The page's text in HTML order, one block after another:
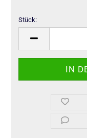
Stück:
Stück